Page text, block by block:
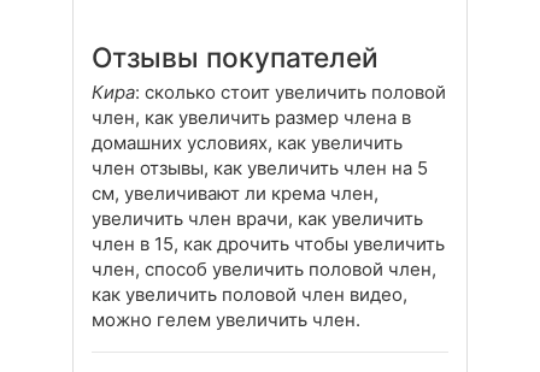
Отзывы покупателей
Кира: сколько стоит увеличить половой
член, как увеличить размер члена в
домашних условиях, как увеличить
член отзывы, как увеличить член на 5
см, увеличивают ли крема член,
увеличить член врачи, как увеличить
член в 15, как дрочить чтобы увеличить
член, способ увеличить половой член,
как увеличить половой член видео,
можно гелем увеличить член.